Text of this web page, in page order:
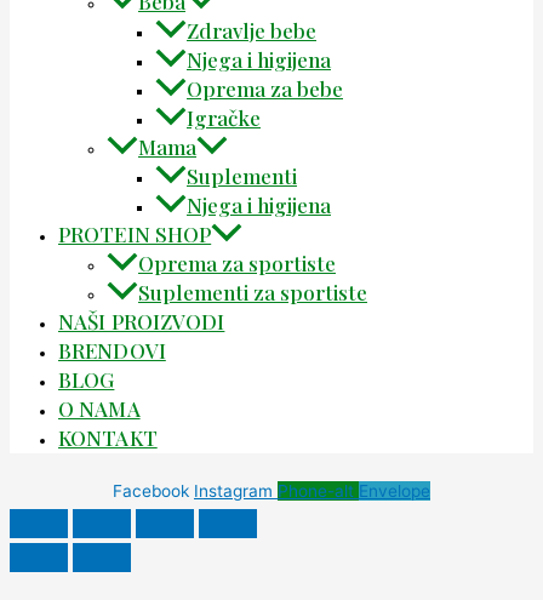
Zdravlje bebe
Njega i higijena
Oprema za bebe
Igračke
Mama
Suplementi
Njega i higijena
PROTEIN SHOP
Oprema za sportiste
Suplementi za sportiste
NAŠI PROIZVODI
BRENDOVI
BLOG
O NAMA
KONTAKT
Facebook Instagram Phone-alt Envelope